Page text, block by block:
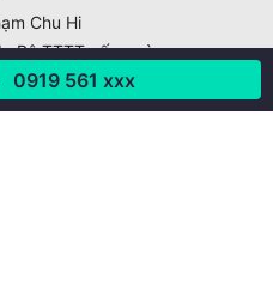
0919 561 xxx
Chu Hi
Bộ TTTT cấp ngày